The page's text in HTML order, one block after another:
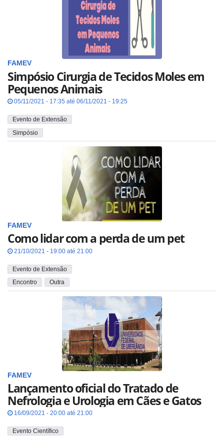
FAMEV
Simpósio Cirurgia de Tecidos Moles em
Pequenos Animais
05/11/2021 - 17:35 até 06/11/2021 - 19:25
Evento de Extensão
Simpósio
FAMEV
Como lidar com a perda de um pet
21/10/2021 - 19:00 até 21:00
Evento de Extensão
Encontro
Outra
FAMEV
Lançamento oficial do Tratado de
Nefrologia e Urologia em Cães e Gatos
16/09/2021 - 20:00 até 21:00
Evento Científico